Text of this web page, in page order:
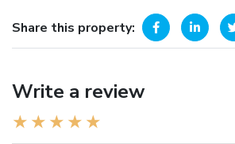
Share this property:
Write a review